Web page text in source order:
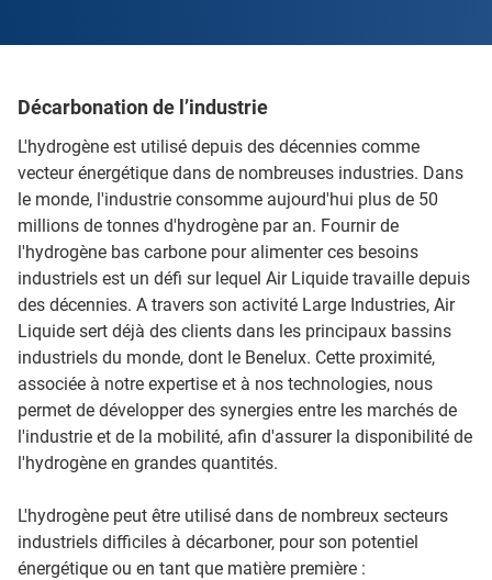
Décarbonation de l’industrie
L'hydrogène est utilisé depuis des décennies comme
vecteur énergétique dans de nombreuses industries. Dans
le monde, l'industrie consomme aujourd'hui plus de 50
millions de tonnes d'hydrogène par an. Fournir de
l'hydrogène bas carbone pour alimenter ces besoins
industriels est un défi sur lequel Air Liquide travaille depuis
des décennies. A travers son activité Large Industries, Air
Liquide sert déjà des clients dans les principaux bassins
industriels du monde, dont le Benelux. Cette proximité,
associée à notre expertise et à nos technologies, nous
permet de développer des synergies entre les marchés de
l'industrie et de la mobilité, afin d'assurer la disponibilité de
l'hydrogène en grandes quantités.
L'hydrogène peut être utilisé dans de nombreux secteurs
industriels difficiles à décarboner, pour son potentiel
énergétique ou en tant que matière première :